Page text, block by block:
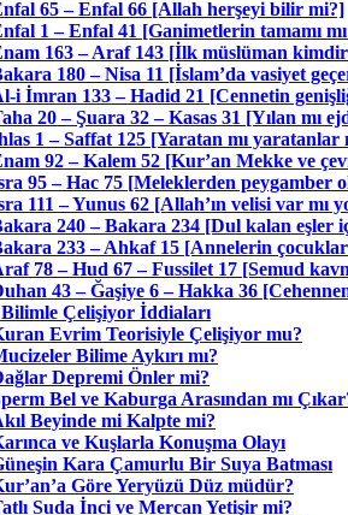
65 – Enfal 66 [Allah herşeyi bilir mi?]
1 – Enfal 41 [Ganimetlerin tamamı
163 – Araf 143 [İlk müslüman
180 – Nisa 11 [İslam’da vasiyet
i İmran 133 – Hadid 21 [Cennetin
20 – Şuara 32 – Kasas 31 [Yılan mı
1 – Saffat 125 [Yaratan mı yaratanlar
92 – Kalem 52 [Kur’an Mekke ve
95 – Hac 75 [Meleklerden peygamber
111 – Yunus 62 [Allah’ın velisi var mı
240 – Bakara 234 [Dul kalan eşler
233 – Ahkaf 15 [Annelerin
78 – Hud 67 – Fussilet 17 [Semud
43 – Ğaşiye 6 – Hakka 36
Çelişiyor İddiaları
Evrim Teorisiyle Çelişiyor mu?
Bilime Aykırı mı?
Depremi Önler mi?
Bel ve Kaburga Arasından mı
Beyinde mi Kalpte mi?
ve Kuşlarla Konuşma Olayı
Kara Çamurlu Bir Suya Batması
Göre Yeryüzü Düz müdür?
Suda İnci ve Mercan Yetişir mi?